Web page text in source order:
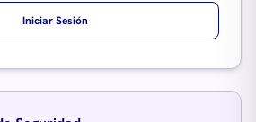
Iniciar Sesión